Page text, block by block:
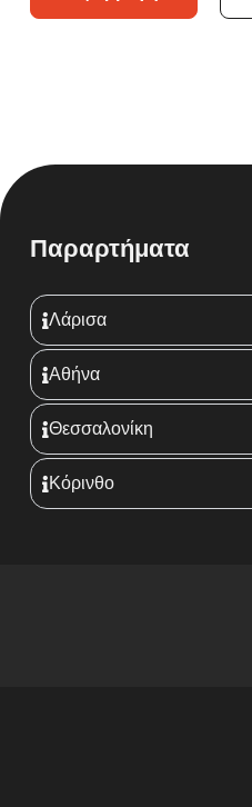
Παραρτήματα
Λάρισα
Αθήνα
Θεσσαλονίκη
Κόρινθο